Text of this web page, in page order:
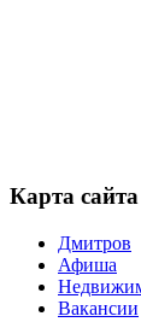
Карта сайта
Дмитров
Афиша
Вакансии